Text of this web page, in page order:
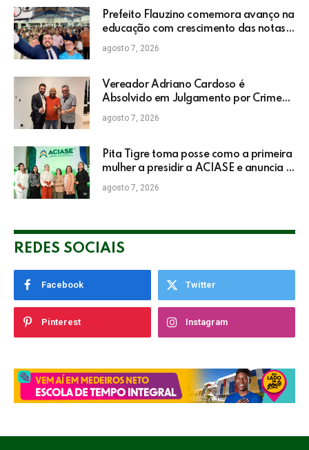
Prefeito Flauzino comemora avanço na
educação com crescimento das notas
do IDEB da rede pública de Itabela
agosto 7, 2026
Vereador Adriano Cardoso é
Absolvido em Julgamento por Crime
Eleitoral no TRE
agosto 7, 2026
Pita Tigre toma posse como a primeira
mulher a presidir a ACIASE e anuncia a
retomada do Prêmio Destaque
Empresarial
agosto 7, 2026
REDES SOCIAIS
Facebook Twitter
Pinterest Instagram